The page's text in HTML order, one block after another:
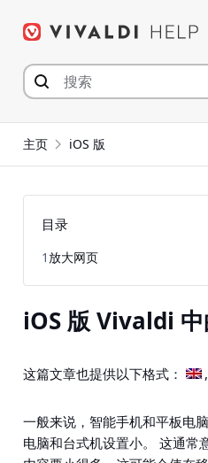
主页 iOS 版
iOS 版 Vivaldi
这篇文章也提供以下格式：
一般来说，智能手机和平板电
电脑和台式机设置小。 这通常
目录
1放大网页